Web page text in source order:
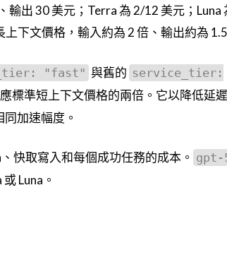
輸出 30 美元；Terra 為 2/12 美元；Luna
下文價格，輸入約為 2 倍、輸出約為 1.5
"fast" 與舊的 service_tier:
標準短上下文價格的兩倍。它以降低延遲
加速幅度。
快取寫入和每個成功任務的成本。 gpt-
Luna。